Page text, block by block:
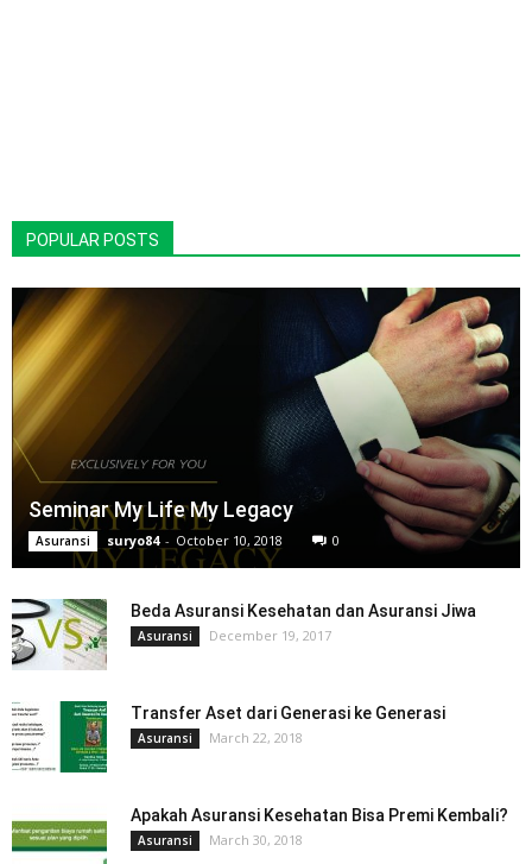
POPULAR POSTS
Seminar My Life My Legacy
Asuransi suryo84 - October 10, 2018 0
Beda Asuransi Kesehatan dan Asuransi Jiwa
Asuransi December 19, 2017
Transfer Aset dari Generasi ke Generasi
Asuransi March 22, 2018
Apakah Asuransi Kesehatan Bisa Premi Kembali?
Asuransi March 30, 2018